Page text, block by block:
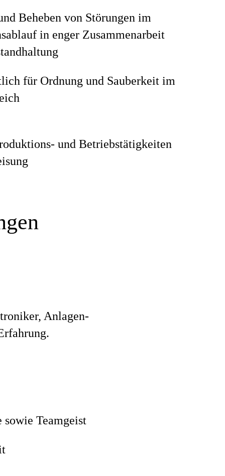
Beheben von Störungen im
in enger Zusammenarbeit
für Ordnung und Sauberkeit im
und Betriebstätigkeiten
Anlagen-
Teamgeist